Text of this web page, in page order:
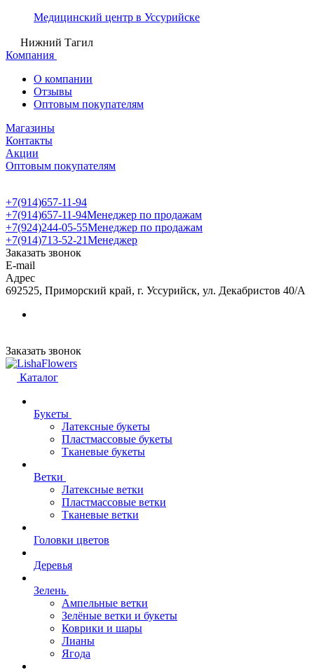
Медицинский центр в Уссурийске
Нижний Тагил
Компания
О компании
Отзывы
Оптовым покупателям
Магазины
Контакты
Акции
Оптовым покупателям
+7(914)657-11-94
+7(914)657-11-94Менеджер по продажам
+7(924)244-05-55Менеджер по продажам
+7(914)713-52-21Менеджер
Заказать звонок
E-mail
Адрес
692525, Приморский край, г. Уссурийск, ул. Декабристов 40/А
Заказать звонок
Каталог
Букеты
Латексные букеты
Пластмассовые букеты
Тканевые букеты
Ветки
Латексные ветки
Пластмассовые ветки
Тканевые ветки
Головки цветов
Деревья
Зелень
Ампельные ветки
Зелёные ветки и букеты
Коврики и шары
Лианы
Ягода